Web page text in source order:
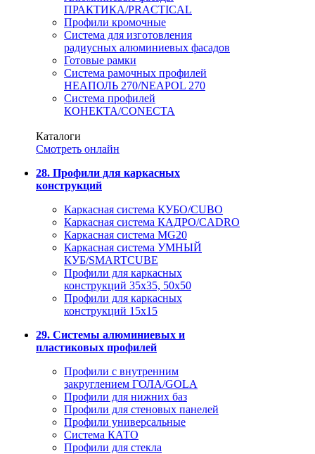
ПРАКТИКА/PRACTICAL
Профили кромочные
Система для изготовления
радиусных алюминиевых фасадов
Готовые рамки
Система рамочных профилей
НЕАПОЛЬ 270/NEAPOL 270
Система профилей
КОНЕКТА/CONECTA
Каталоги
Смотреть онлайн
28. Профили для каркасных
конструкций
Каркасная система КУБО/CUBO
Каркасная система КАДРО/CADRO
Каркасная система MG20
Каркасная система УМНЫЙ
КУБ/SMARTCUBE
Профили для каркасных
конструкций 35x35, 50x50
Профили для каркасных
конструкций 15х15
29. Системы алюминиевых и
пластиковых профилей
Профили с внутренним
закруглением ГОЛА/GOLA
Профили для нижних баз
Профили для стеновых панелей
Профили универсальные
Система КАТО
Профили для стекла